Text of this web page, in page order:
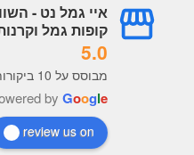
איי גמל נט -
קופות גמל
5.0
מבוסס על 10 ביקורות
by Google
review us on